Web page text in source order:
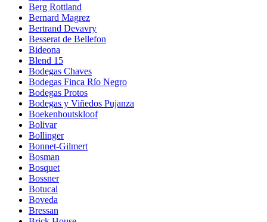
Berg Rottland
Bernard Magrez
Bertrand Devavry
Besserat de Bellefon
Bideona
Blend 15
Bodegas Chaves
Bodegas Finca Río Negro
Bodegas Protos
Bodegas y Viñedos Pujanza
Boekenhoutskloof
Bolivar
Bollinger
Bonnet-Gilmert
Bosman
Bosquet
Bossner
Botucal
Boveda
Bressan